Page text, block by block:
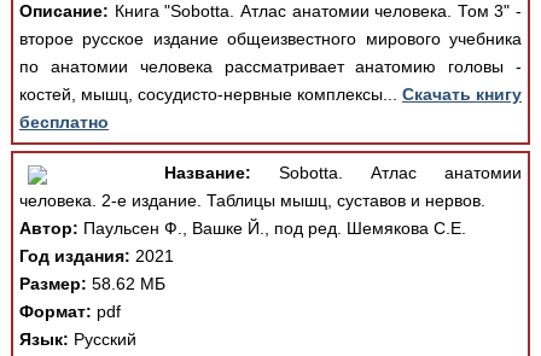
Описание: Книга "Sobotta. Атлас анатомии человека. Том 3" -
второе русское издание общеизвестного мирового учебника
по анатомии человека рассматривает анатомию головы -
костей, мышц, сосудисто-нервные комплексы...Скачать книгу
бесплатно
Название: Sobotta. Атлас анатомии
человека. 2-е издание. Таблицы мышц, суставов и нервов.
Автор: Паульсен Ф., Вашке Й., под ред. Шемякова С.Е.
Год издания: 2021
Размер: 58.62 МБ
Формат: pdf
Язык: Русский